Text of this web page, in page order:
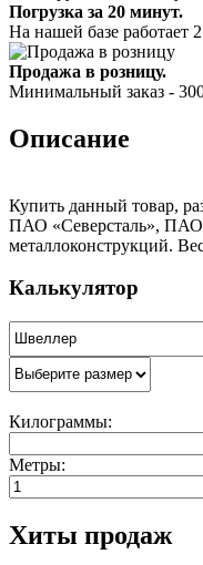
Погрузка за 20 минут.
На нашей базе работает
Продажа в розницу.
Минимальный заказ -
Описание
Купить данный товар,
ПАО «Северсталь», ПАО
металлоконструкций.
Калькулятор
Килограммы:
Метры:
Хиты продаж